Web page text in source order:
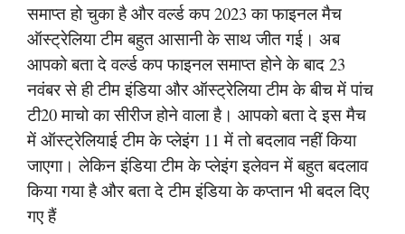
समाप्त हो चुका है और वर्ल्ड कप 2023 का फाइनल मैच
ऑस्ट्रेलिया टीम बहुत आसानी के साथ जीत गई। अब
आपको बता दे वर्ल्ड कप फाइनल समाप्त होने के बाद 23
नवंबर से ही टीम इंडिया और ऑस्ट्रेलिया टीम के बीच में पांच
टी20 माचो का सीरीज होने वाला है। आपको बता दे इस मैच
में ऑस्ट्रेलियाई टीम के प्लेइंग 11 में तो बदलाव नहीं किया
जाएगा। लेकिन इंडिया टीम के प्लेइंग इलेवन में बहुत बदलाव
किया गया है और बता दे टीम इंडिया के कप्तान भी बदल दिए
गए हैं